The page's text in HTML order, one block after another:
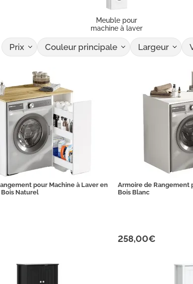
Meuble pour
machine à laver
Prix Couleur principale Largeur
pour Machine à Laver en
Naturel
Armoire de Rangement
Bois Blanc
258,00€